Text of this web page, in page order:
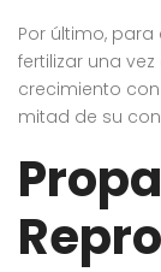
Por último,
fertilizar una
crecimiento
mitad de su